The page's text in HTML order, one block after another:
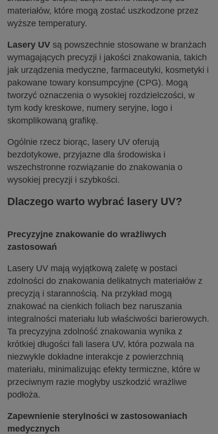
materiałów, które mogą zostać uszkodzone przez
wyższe temperatury.
Lasery UV są powszechnie stosowane w branżach
wymagających precyzji i jakości znakowania, takich
jak urządzenia medyczne, farmaceutyki, kosmetyki i
pakowane towary konsumpcyjne (CPG). Mogą
tworzyć oznaczenia o wysokiej rozdzielczości, w
tym kody kreskowe, numery seryjne, logo i
skomplikowaną grafikę.
Ogólnie rzecz biorąc, lasery UV oferują
bezdotykowe, przyjazne dla środowiska i
wszechstronne rozwiązanie do znakowania o
wysokiej precyzji i szybkości.
Dlaczego warto wybrać lasery UV?
Precyzyjne znakowanie do wrażliwych
zastosowań
Lasery UV mają wyjątkową zaletę w postaci
zdolności do znakowania delikatnych materiałów z
precyzją i starannością. Na przykład mogą
znakować na cienkich foliach bez naruszania
integralności materiału lub właściwości barierowych.
Ta precyzyjna zdolność znakowania wynika z
krótkiej długości fali lasera UV, która pozwala na
niezwykle dokładne interakcje z powierzchnią
materiału, minimalizując efekty termiczne, które w
przeciwnym razie mogłyby uszkodzić wrażliwe
podłoża.
Zapewnienie sterylności w zastosowaniach
medycznych